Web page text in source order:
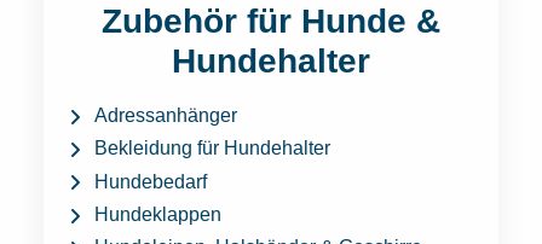
Zubehör für Hunde &
Hundehalter
Adressanhänger
Bekleidung für Hundehalter
Hundebedarf
Hundeklappen